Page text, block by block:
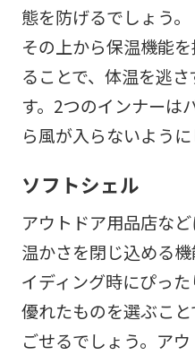
態を防げるでしょう。
その上から保温機能
ることで、体温を逃
す。2つのインナーは
ら風が入らないように
ソフトシェル
アウトドア用品店など
温かさを閉じ込める
イディング時にぴっ
優れたものを選ぶこ
ごせるでしょう。ア